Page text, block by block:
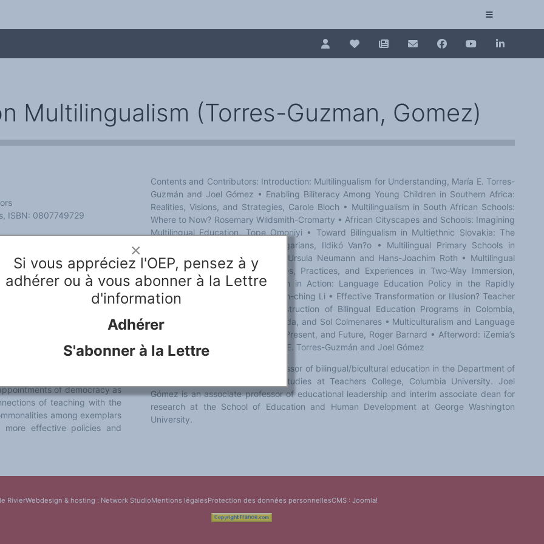
La Collection plurilinguisme sur CAIRN
Les Assises européennes du plurilinguisme
Multilingualism (Torres-Guzman, Gomez)
ISBN: 0807749729
schooling is handled in
Africa, Nigeria, Germany,
contributions arising from
urges educators to employ
of language modes
and organizational
of democracy as
of teaching with the
among exemplars
effective policies and
Contents and Contributors: Introduction: Multilingualism for Understanding, María E. Torres-
Guzmán and Joel Gómez • Enabling Biliteracy Among Young Children in Southern Africa:
Realities, Visions, and Strategies, Carole Bloch • Multilingualism in South African Schools:
Where to Now? Rosemary Wildsmith-Cromarty • African Cityscapes and Schools: Imagining
Multilingual Education, Tope Omoniyi • Toward Bilingualism in Multiethnic Slovakia: The
Formal Education of Ethnic Hungarians, Ildikó Van?o • Multilingual Primary Schools in
Germany: Models and Research, Ursula Neumann and Hans-Joachim Roth • Multilingual
Education in Germany: Discourses, Practices, and Experiences in Two-Way Immersion,
Gabriele Budach • Multilingualism in Action: Language Education Policy in the Rapidly
Changing Society of Taiwan, Chen-ching Li • Effective Transformation or Illusion? Teacher
Empowerment Through the Construction of Bilingual Education Programs in Colombia,
Anne-Marie de Mejía, Harvey Tejada, and Sol Colmenares • Multiculturalism and Language
Education in New Zealand: Past, Present, and Future, Roger Barnard • Afterword: iZemia’s
Unity in Linguistic Diversity, María E. Torres-Guzmán and Joel Gómez
María E. Torres-Guzmán is a professor of bilingual/bicultural education in the Department of
International and Transcultural Studies at Teachers College, Columbia University. Joel
Gómez is an associate professor of educational leadership and interim associate dean for
research at the School of Education and Human Development at George Washington
University.
RivierWebdesign & hosting : Network StudioMentions légalesProtection des données personnellesCMS : Joomla!
×
Si vous appréciez l'OEP, pensez à y
adhérer ou à vous abonner à la Lettre
d'information
Adhérer
S'abonner à la Lettre